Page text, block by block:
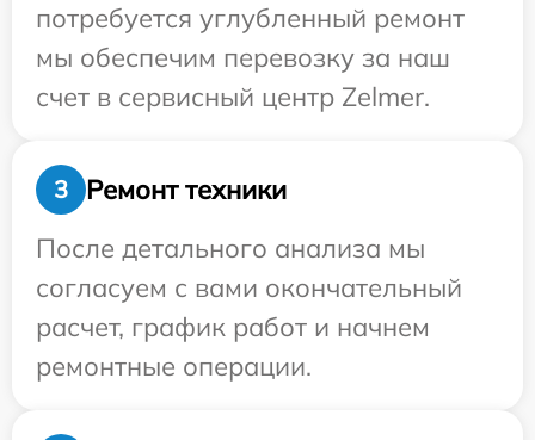
потребуется углубленный ремонт
мы обеспечим перевозку за наш
счет в сервисный центр Zelmer.
3
Ремонт техники
После детального анализа мы
согласуем с вами окончательный
расчет, график работ и начнем
ремонтные операции.